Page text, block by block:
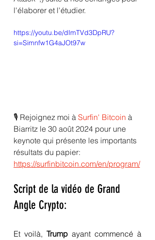
l'élaborer et l'étudier.
https://youtu.be/dImTVd3DpRU?
si=Simnfw1G4aJOt97w
🎙️ Rejoignez moi à Surfin' Bitcoin à
Biarritz le 30 août 2024 pour une
keynote qui présente les importants
résultats du papier:
https://surfinbitcoin.com/en/program/
Script de la vidéo de Grand
Angle Crypto:
Et voilà, Trump ayant commencé à